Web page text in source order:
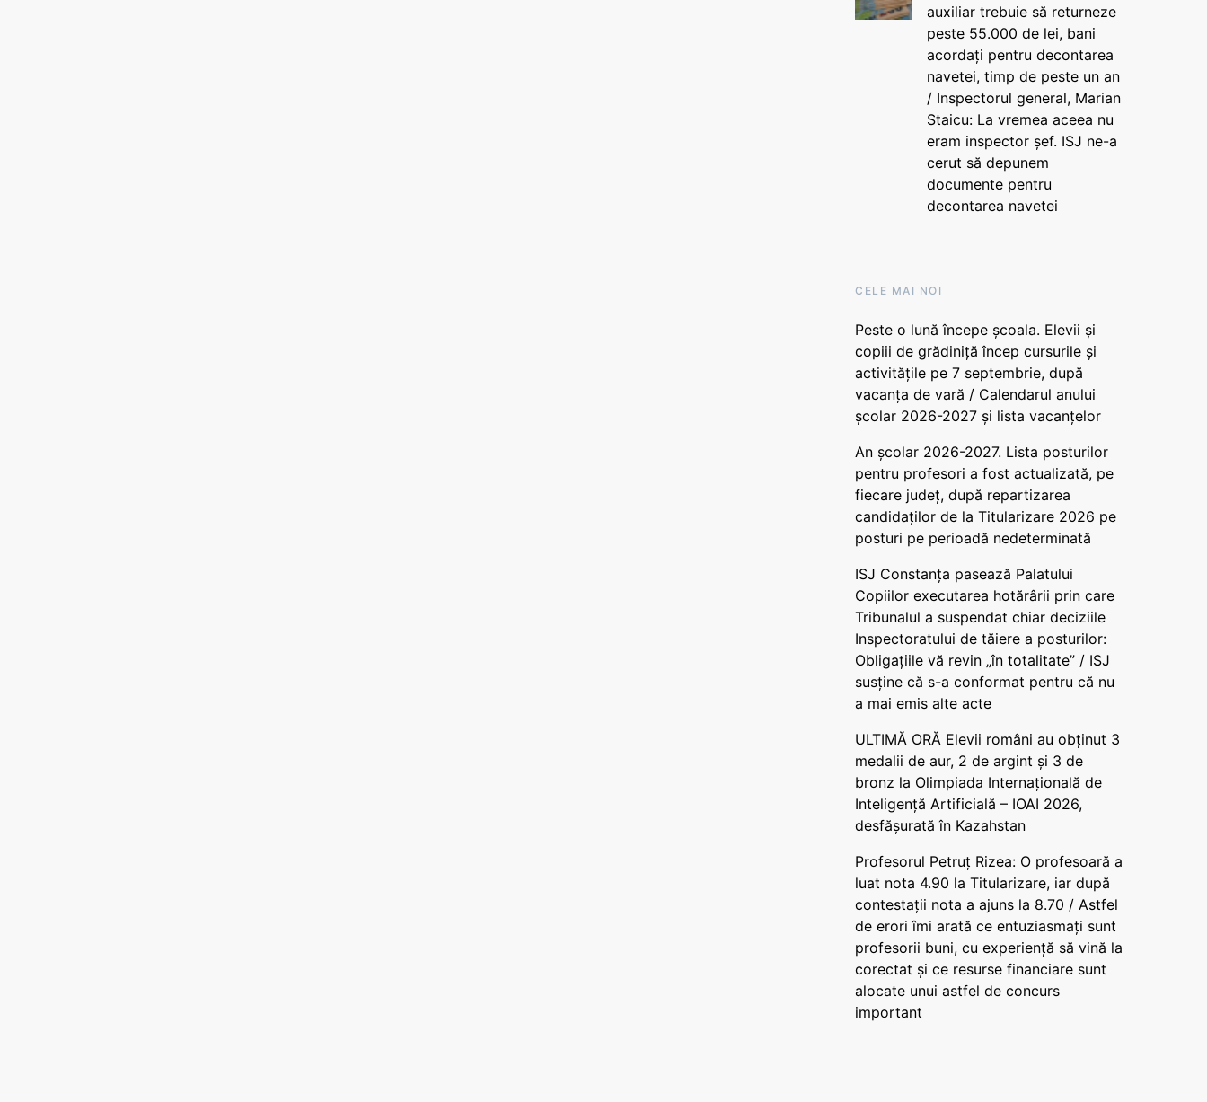
auxiliar trebuie să returneze
peste 55.000 de lei, bani
acordați pentru decontarea
navetei, timp de peste un an
/ Inspectorul general, Marian
Staicu: La vremea aceea nu
eram inspector șef. ISJ ne-a
cerut să depunem
documente pentru
decontarea navetei
CELE MAI NOI
Peste o lună începe școala. Elevii și
copiii de grădiniță încep cursurile și
activitățile pe 7 septembrie, după
vacanța de vară / Calendarul anului
școlar 2026-2027 și lista vacanțelor
An școlar 2026-2027. Lista posturilor
pentru profesori a fost actualizată, pe
fiecare județ, după repartizarea
candidaților de la Titularizare 2026 pe
posturi pe perioadă nedeterminată
ISJ Constanța pasează Palatului
Copiilor executarea hotărârii prin care
Tribunalul a suspendat chiar deciziile
Inspectoratului de tăiere a posturilor:
Obligațiile vă revin „în totalitate” / ISJ
susține că s-a conformat pentru că nu
a mai emis alte acte
ULTIMĂ ORĂ Elevii români au obținut 3
medalii de aur, 2 de argint și 3 de
bronz la Olimpiada Internațională de
Inteligență Artificială – IOAI 2026,
desfășurată în Kazahstan
Profesorul Petruț Rizea: O profesoară a
luat nota 4.90 la Titularizare, iar după
contestații nota a ajuns la 8.70 / Astfel
de erori îmi arată ce entuziasmați sunt
profesorii buni, cu experiență să vină la
corectat și ce resurse financiare sunt
alocate unui astfel de concurs
important